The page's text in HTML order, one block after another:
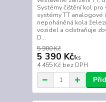
Systémy čištění kol
systémy TT analogové
nepoháněná kola
vozidel a odstraňuje
D...
5 900 Kč
5 390 Kč/ks
4 455 Kč bez DPH